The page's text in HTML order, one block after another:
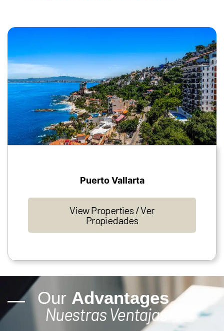
Puerto Vallarta
View Properties / Ver
Propiedades
Our Advantages
Nuestras Ventajas